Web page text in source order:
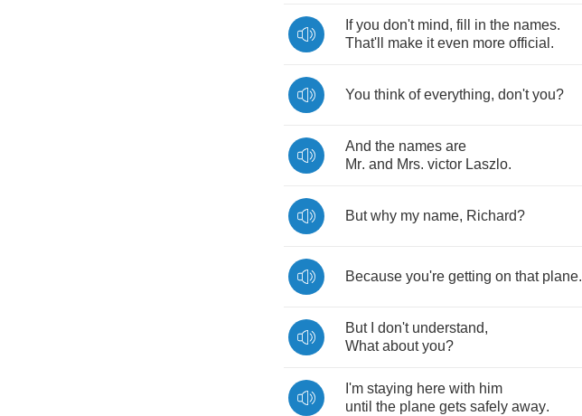
If you don't mind, fill in the names.
That'll
make it even more official .
You think of everything, don't you?
And the names are
Mr. and Mrs. victor Laszlo.
But why my name, Richard?
Because you're getting on that plane.
But don't understand,
What about you?
I'm staying here with him
until the plane gets safely away.